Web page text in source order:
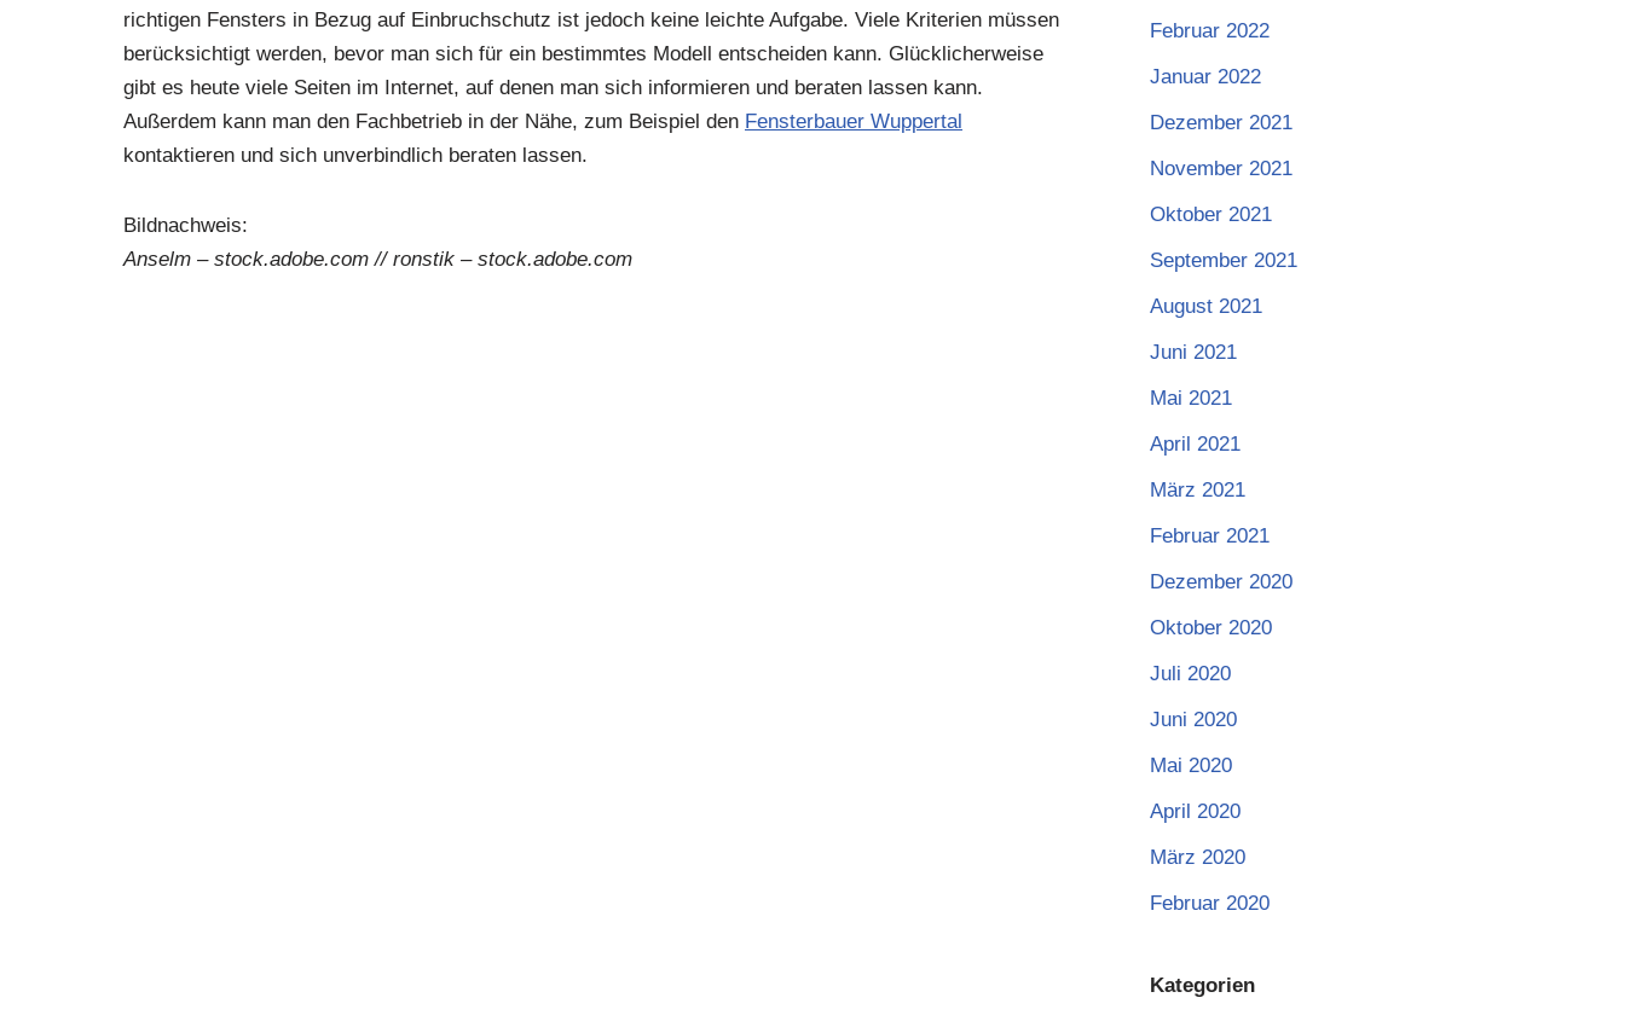
richtigen Fensters in Bezug auf Einbruchschutz ist jedoch keine leichte Aufgabe. Viele Kriterien müssen
berücksichtigt werden, bevor man sich für ein bestimmtes Modell entscheiden kann. Glücklicherweise
gibt es heute viele Seiten im Internet, auf denen man sich informieren und beraten lassen kann.
Außerdem kann man den Fachbetrieb in der Nähe, zum Beispiel den Fensterbauer Wuppertal
kontaktieren und sich unverbindlich beraten lassen.
Bildnachweis:
Anselm – stock.adobe.com // ronstik – stock.adobe.com
Februar 2022
Januar 2022
Dezember 2021
November 2021
Oktober 2021
September 2021
August 2021
Juni 2021
Mai 2021
April 2021
März 2021
Februar 2021
Dezember 2020
Oktober 2020
Juli 2020
Juni 2020
Mai 2020
April 2020
März 2020
Februar 2020
Kategorien